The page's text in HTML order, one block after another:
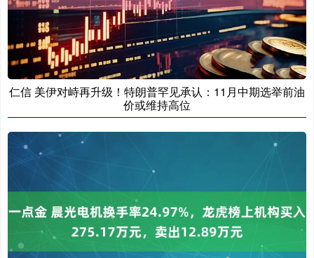
仁信 美伊对峙再升级！特朗普罕见承认：11月中期选举前油
价或维持高位